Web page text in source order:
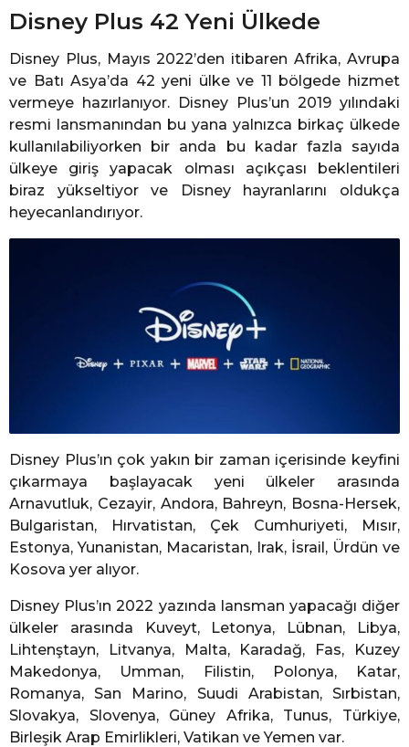
Disney Plus 42 Yeni Ülkede
Disney Plus, Mayıs 2022’den itibaren Afrika, Avrupa
ve Batı Asya’da 42 yeni ülke ve 11 bölgede hizmet
vermeye hazırlanıyor. Disney Plus’un 2019 yılındaki
resmi lansmanından bu yana yalnızca birkaç ülkede
kullanılabiliyorken bir anda bu kadar fazla sayıda
ülkeye giriş yapacak olması açıkçası beklentileri
biraz yükseltiyor ve Disney hayranlarını oldukça
heyecanlandırıyor.
Disney Plus’ın çok yakın bir zaman içerisinde keyfini
çıkarmaya başlayacak yeni ülkeler arasında
Arnavutluk, Cezayir, Andora, Bahreyn, Bosna-Hersek,
Bulgaristan, Hırvatistan, Çek Cumhuriyeti, Mısır,
Estonya, Yunanistan, Macaristan, Irak, İsrail, Ürdün ve
Kosova yer alıyor.
Disney Plus’ın 2022 yazında lansman yapacağı diğer
ülkeler arasında Kuveyt, Letonya, Lübnan, Libya,
Lihtenştayn, Litvanya, Malta, Karadağ, Fas, Kuzey
Makedonya, Umman, Filistin, Polonya, Katar,
Romanya, San Marino, Suudi Arabistan, Sırbistan,
Slovakya, Slovenya, Güney Afrika, Tunus, Türkiye,
Birleşik Arap Emirlikleri, Vatikan ve Yemen var.